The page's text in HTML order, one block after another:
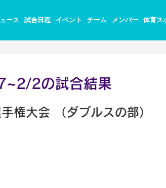
ース 試合日程 イベント チーム メンバー 体育ス
2の試合結果
権大会 （ダブルスの部）